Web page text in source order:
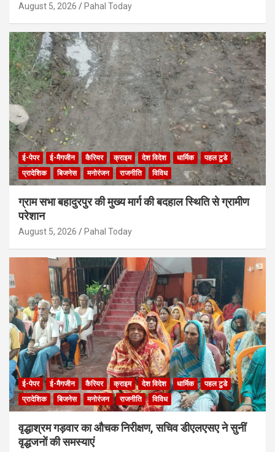
August 5, 2026 Pahal Today
ई-पेपर ई-मैगजीन कैरियर क्राइम देश विदेश धार्मिक
पहल टुडे
प्रादेशिक
बिजनेस मनोरंजन राजनीति विविध
ग्राम सभा बहादुरपुर की मुख्य मार्ग की बदहाल स्थिति से ग्रामीण
परेशान
August 5, 2026 Pahal Today
ई-पेपर ई-मैगजीन कैरियर क्राइम देश विदेश धार्मिक
पहल टुडे
प्रादेशिक
बिजनेस मनोरंजन राजनीति विविध
वृद्धाश्रम गड़वार का औचक निरीक्षण, सचिव डीएलएसए ने सुनीं
वृद्धजनों की समस्याएं